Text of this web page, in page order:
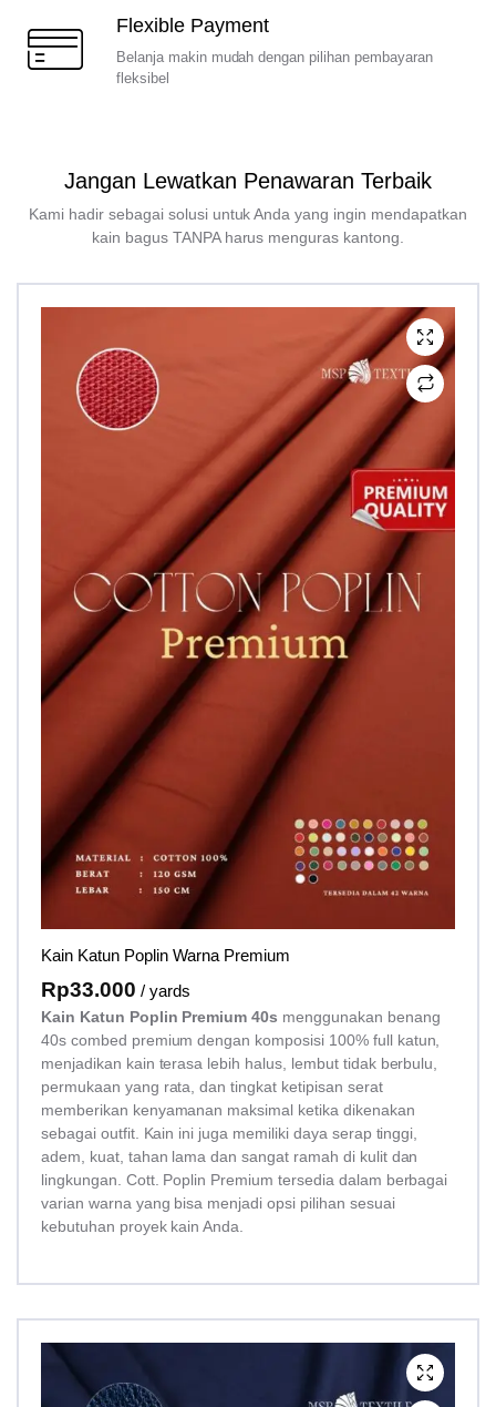
Flexible Payment
Belanja makin mudah dengan pilihan pembayaran
fleksibel
Jangan Lewatkan Penawaran Terbaik
Kami hadir sebagai solusi untuk Anda yang ingin mendapatkan
kain bagus TANPA harus menguras kantong.
Kain Katun Poplin Warna Premium
Rp33.000 / yards
Kain Katun Poplin Premium 40s menggunakan benang
40s combed premium dengan komposisi 100% full katun,
menjadikan kain terasa lebih halus, lembut tidak berbulu,
permukaan yang rata, dan tingkat ketipisan serat
memberikan kenyamanan maksimal ketika dikenakan
sebagai outfit. Kain ini juga memiliki daya serap tinggi,
adem, kuat, tahan lama dan sangat ramah di kulit dan
lingkungan. Cott. Poplin Premium tersedia dalam berbagai
varian warna yang bisa menjadi opsi pilihan sesuai
kebutuhan proyek kain Anda.